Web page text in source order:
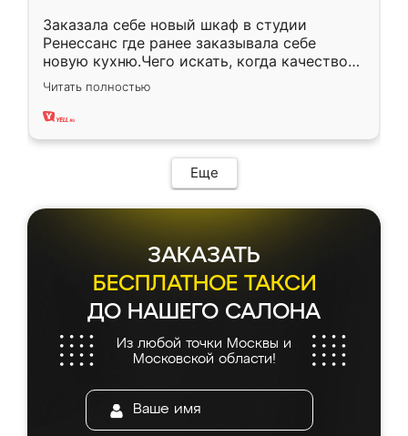
Заказала себе новый шкаф в студии
Ренессанс где ранее заказывала себе
новую кухню.Чего искать, когда качеством
вполне довольна. Служит кухня уже почти
два года, нареканий нет.
Читать полностью
Еще
ЗАКАЗАТЬ
БЕСПЛАТНОЕ ТАКСИ
ДО НАШЕГО САЛОНА
Из любой точки Москвы и
Московской области!